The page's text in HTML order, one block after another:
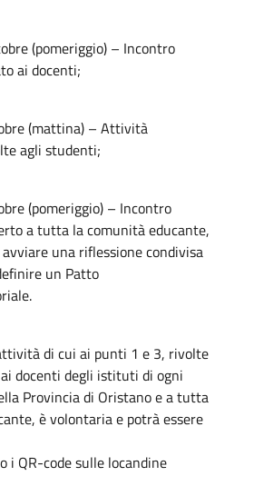
(pomeriggio) – Incontro
ai docenti;
(mattina) – Attività
agli studenti;
(pomeriggio) – Incontro
a tutta la comunità educante,
una riflessione condivisa
un Patto
di cui ai punti 1 e 3, rivolte
docenti degli istituti di ogni
Provincia di Oristano e a tutta
è volontaria e potrà essere
i QR-code sulle locandine